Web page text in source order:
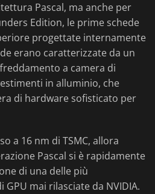
Pascal, ma anche per
Edition, le prime schede
progettate internamente
erano caratterizzate da un
a camera di
in alluminio, che
di hardware sofisticato per
a 16 nm di TSMC, allora
Pascal si è rapidamente
di una delle più
mai rilasciate da NVIDIA.